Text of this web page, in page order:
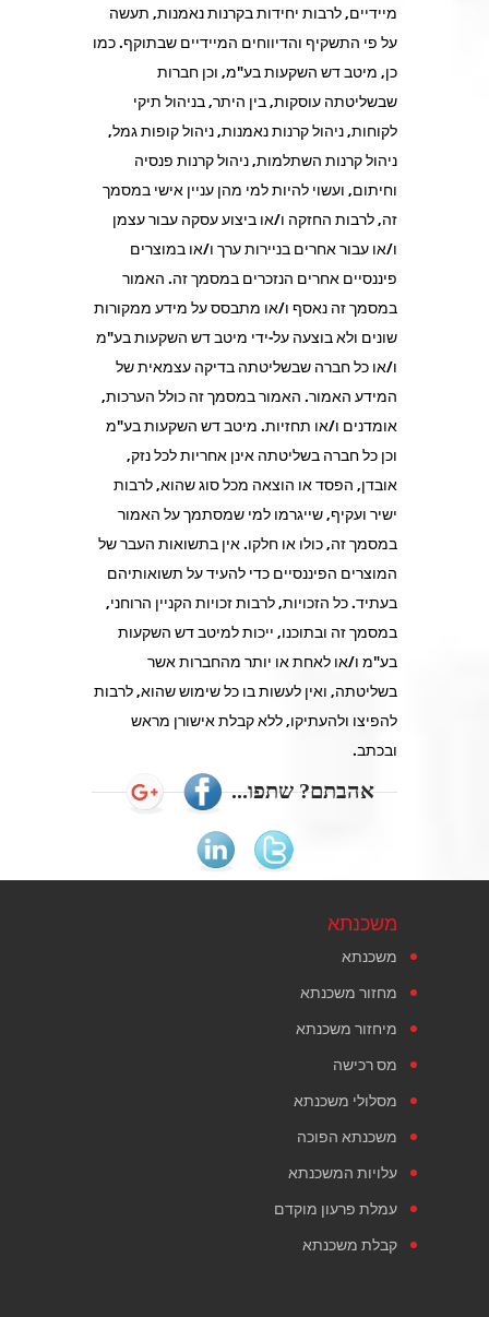
מיידיים, לרבות יחידות בקרנות נאמנות, תעשה
על פי התשקיף והדיווחים המיידיים שבתוקף. כמו
כן, מיטב דש השקעות בע"מ, וכן חברות
שבשליטתה עוסקות, בין היתר, בניהול תיקי
לקוחות, ניהול קרנות נאמנות, ניהול קופות גמל,
ניהול קרנות השתלמות, ניהול קרנות פנסיה
וחיתום, ועשוי להיות למי מהן עניין אישי במסמך
זה, לרבות החזקה ו/או ביצוע עסקה עבור עצמן
ו/או עבור אחרים בניירות ערך ו/או במוצרים
פיננסיים אחרים הנזכרים במסמך זה. האמור
במסמך זה נאסף ו/או מתבסס על מידע ממקורות
שונים ולא בוצעה על-ידי מיטב דש השקעות בע"מ
ו/או כל חברה שבשליטתה בדיקה עצמאית של
המידע האמור. האמור במסמך זה כולל הערכות,
אומדנים ו/או תחזיות. מיטב דש השקעות בע"מ
וכן כל חברה בשליטתה אינן אחריות לכל נזק,
אובדן, הפסד או הוצאה מכל סוג שהוא, לרבות
ישיר ועקיף, שייגרמו למי שמסתמך על האמור
במסמך זה, כולו או חלקו. אין בתשואות העבר של
המוצרים הפיננסיים כדי להעיד על תשואותיהם
בעתיד. כל הזכויות, לרבות זכויות הקניין הרוחני,
במסמך זה ובתוכנו, ייכות למיטב דש השקעות
בע"מ ו/או לאחת או יותר מהחברות אשר
בשליטתה, ואין לעשות בו כל שימוש שהוא, לרבות
להפיצו ולהעתיקו, ללא קבלת אישורן מראש
ובכתב.
אהבתם? שתפו...
משכנתא
משכנתא
מחזור משכנתא
מיחזור משכנתא
מס רכישה
מסלולי משכנתא
משכנתא הפוכה
עלויות המשכנתא
עמלת פרעון מוקדם
קבלת משכנתא